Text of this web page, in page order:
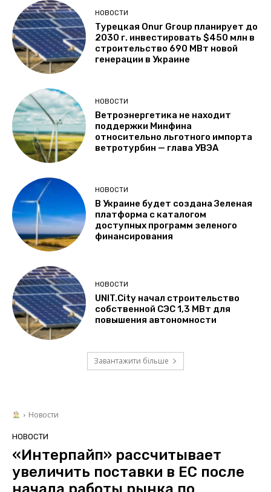
НОВОСТИ
Турецкая Onur Group планирует до
2030 г. инвестировать $450 млн в
строительство 690 МВт новой
генерации в Украине
НОВОСТИ
Ветроэнергетика не находит
поддержки Минфина
относительно льготного импорта
ветротурбин — глава УВЭА
НОВОСТИ
В Украине будет создана Зеленая
платформа с каталогом
доступных программ зеленого
финансирования
НОВОСТИ
UNIT.City начал строительство
собственной СЭС 1,3 МВт для
повышения автономности
Завантажити більше